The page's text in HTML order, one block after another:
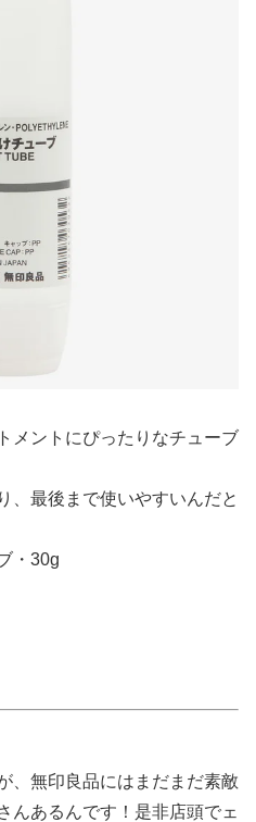
メントにぴったりなチューブ
、最後まで使いやすいんだと
・30g
、無印良品にはまだまだ素敵
んあるんです！是非店頭でェ